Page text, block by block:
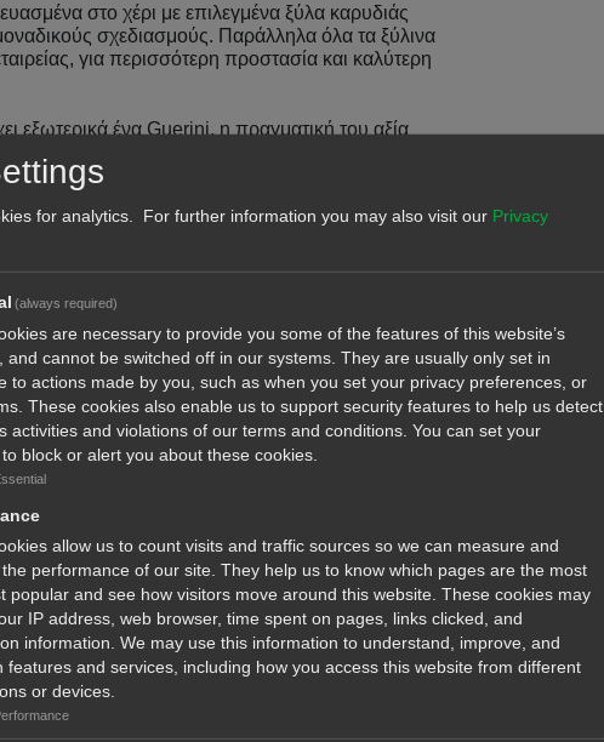
στο χέρι με επιλεγμένα ξύλα καρυδιάς
σχεδιασμούς. Παράλληλα όλα τα ξύλινα
για περισσότερη προστασία και καλύτερη
εξωτερικά ένα Guerini, η πραγματική του αξία
σύστημα Invictus Cam που εξαλείφει τα
φθείρονται και σπάνε.
έτσι ώστε το Invictus να αποδίδει τα μέγιστα
υπερβολική, εννοούμε δεκάδες χιλιάδες
μεγαλύτερη ταχύτητα στους δίσκους, χωρίς να
στον στόχο.
πάντα τον σκοπευτή με ένα ακριβές και
στα αισθητικά φινιρίσματα. Μπορείτε να
από χειρόγραφα σκαλίσματα.
αυξήθηκε μεταξύ 200 και 300% σε σχέση
να μετρήσετε τη διάρκεια ζωής του κυνηγετικού
χρησιμοποιείται, αλλά από το πόσο καιρό
for analytics. For further information you may also visit our Privacy
(always required)
are necessary to provide you some of the features of this website’s
and cannot be switched off in our systems. They are usually only set in
to actions made by you, such as when you set your privacy preferences, or
These cookies also enable us to support security features to help us detect
activities and violations of our terms and conditions. You can set your
block or alert you about these cookies.
allow us to count visits and traffic sources so we can measure and
performance of our site. They help us to know which pages are the most
popular and see how visitors move around this website. These cookies may
IP address, web browser, time spent on pages, links clicked, and
information. We may use this information to understand, improve, and
features and services, including how you access this website from different
or devices.